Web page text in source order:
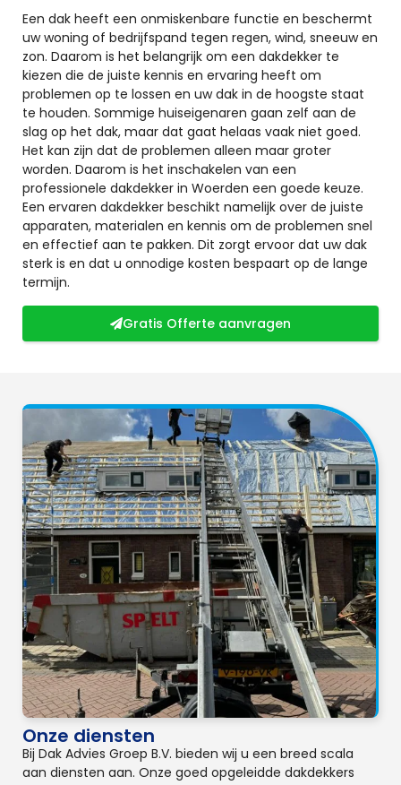
Een dak heeft een onmiskenbare functie en beschermt
uw woning of bedrijfspand tegen regen, wind, sneeuw en
zon. Daarom is het belangrijk om een dakdekker te
kiezen die de juiste kennis en ervaring heeft om
problemen op te lossen en uw dak in de hoogste staat
te houden. Sommige huiseigenaren gaan zelf aan de
slag op het dak, maar dat gaat helaas vaak niet goed.
Het kan zijn dat de problemen alleen maar groter
worden. Daarom is het inschakelen van een
professionele dakdekker in Woerden een goede keuze.
Een ervaren dakdekker beschikt namelijk over de juiste
apparaten, materialen en kennis om de problemen snel
en effectief aan te pakken. Dit zorgt ervoor dat uw dak
sterk is en dat u onnodige kosten bespaart op de lange
termijn.
Gratis Offerte aanvragen
Onze diensten
Bij Dak Advies Groep B.V. bieden wij u een breed scala
aan diensten aan. Onze goed opgeleidde dakdekkers